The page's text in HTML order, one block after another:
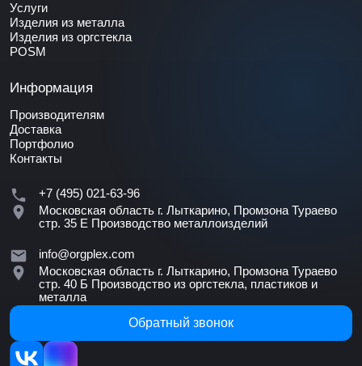
Услуги
Изделия из металла
Изделия из оргстекла
POSM
Информация
Производителям
Доставка
Портфолио
Контакты
+7 (495) 021-63-96
Московская область г. Лыткарино, Промзона Тураево
стр. 35 Е Производство металлоизделий
info@orgplex.com
Московская область г. Лыткарино, Промзона Тураево
стр. 40 Б Производство из оргстекла, пластиков и
металла
Обратный звонок